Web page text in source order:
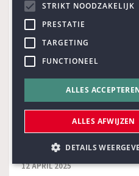
We informeren ons
onwetendheid
Alain Surkol
CategorieNon-fictie
12 APRIL 2025
STRIKT NOODZAKELIJK
PRESTATIE
TARGETING
FUNCTIONEEL
ALLES
ALLES AFWIJZEN
DETAILS